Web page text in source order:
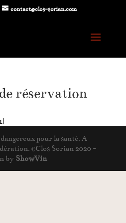
contact@clos-sorian.com
réservation
pour la santé. A
©Clos Sorian 2020 -
by ShowVin